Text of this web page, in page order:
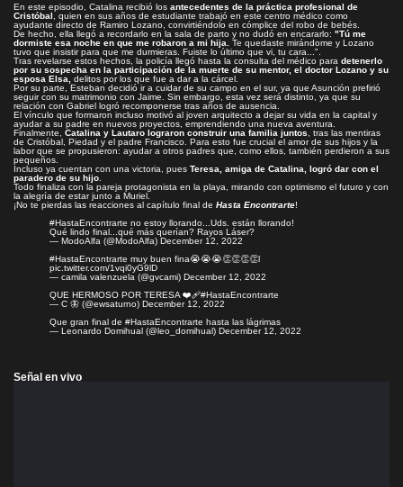
En este episodio, Catalina recibió los antecedentes de la práctica profesional de
Cristóbal , quien en sus años de estudiante trabajó en este centro médico como
ayudante directo de Ramiro Lozano, convirtiéndolo en cómplice del robo de bebés.
De hecho, ella llegó a recordarlo en la sala de parto y no dudó en encararlo: "Tú me
dormiste esa noche en que me robaron a mi hija.
Te quedaste mirándome y Lozano
tuvo que insistir para que me durmieras. Fuiste lo último que vi, tu cara...".
Tras revelarse estos hechos, la policía llegó hasta la consulta del médico para detenerlo
por su sospecha en la participación de la muerte de su mentor, el doctor Lozano y su
esposa Elsa,
delitos por los que fue a dar a la cárcel.
Por su parte, Esteban decidió ir a cuidar de su campo en el sur, ya que Asunción prefirió
seguir con su matrimonio con Jaime. Sin embargo, esta vez será distinto, ya que su
relación con Gabriel logró recomponerse tras años de ausencia.
El vínculo que formaron incluso motivó al joven arquitecto a dejar su vida en la capital y
ayudar a su padre en nuevos proyectos, emprendiendo una nueva aventura.
Finalmente,
Catalina y Lautaro lograron construir una familia juntos , tras las mentiras
de Cristóbal, Piedad y el padre Francisco. Para esto fue crucial el amor de sus hijos y la
labor que se propusieron: ayudar a otros padres que, como ellos, también perdieron a sus
pequeños.
Incluso ya cuentan con una victoria, pues Teresa, amiga de Catalina, logró dar con el
paradero de su hijo
Todo finaliza con la pareja protagonista en la playa, mirando con optimismo el futuro y con
la alegría de estar junto a Muriel.
¡No te pierdas las reacciones al capítulo final de Hasta Encontrarte!
#HastaEncontrarte no estoy llorando...Uds. están llorando!
Qué lindo final...qué más querían? Rayos Láser?
— ModoAlfa (@ModoAlfa) December 12, 2022
#HastaEncontrarte muy buen fina😭😭😭👏👏👏👏l
pic.twitter.com/1vqi0yG9lD
— camila valenzuela (@gvcami) December 12, 2022
QUE HERMOSO POR TERESA ❤️‍🩹#HastaEncontrarte
— C 🦋 (@ewsaturno) December 12, 2022
Que gran final de #HastaEncontrarte hasta las lágrimas
— Leonardo Domihual (@leo_domihual) December 12, 2022
Señal en vivo